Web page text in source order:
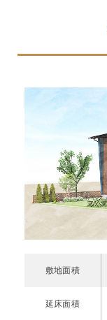
敷地面積
延床面積